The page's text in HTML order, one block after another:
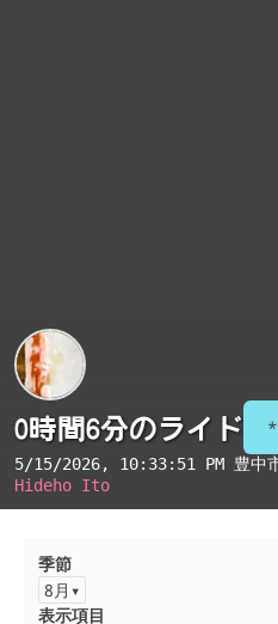
0時間6分のライド
5/15/2026, 10:33:51 PM 豊中
Hideho Ito
季節
8月
表示項目